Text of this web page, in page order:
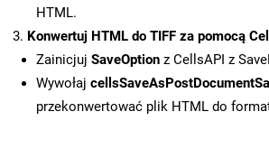
HTML.
Konwertuj HTML do TIFF za pomocą
Zainicjuj SaveOption z CellsAPI z
Wywołaj
przekonwertować plik HTML do